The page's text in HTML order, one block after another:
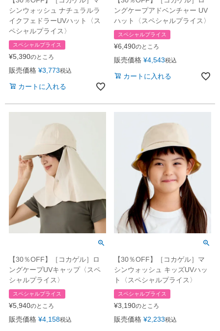
シンウォッシュ ナチュラルラ
イクフェドラーUVハット〈ス
ペシャルプライス〉
スペシャルプライス
¥5,390のところ
販売価格 ¥3,773税込
カートに入れる
ングケープアドベンチャー UV
ハット〈スペシャルプライス〉
スペシャルプライス
¥6,490のところ
販売価格 ¥4,543税込
カートに入れる
【30％OFF】［コカゲル］ロ
ングケープUVキャップ〈スペ
シャルプライス〉
スペシャルプライス
¥5,940のところ
販売価格 ¥4,158税込
【30％OFF】［コカゲル］マ
シンウォッシュ キッズUVハッ
ト〈スペシャルプライス〉
スペシャルプライス
¥3,190のところ
販売価格 ¥2,233税込